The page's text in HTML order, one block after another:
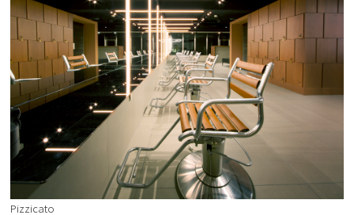
Pizzicato